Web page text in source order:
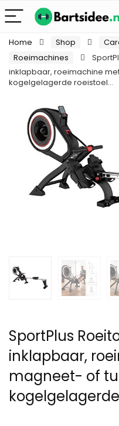
Home Shop
Roeimachines
inklapbaar, roeimachine
kogelgelagerde roeistoel…
SportPlus
inklapbaar,
magneet- of